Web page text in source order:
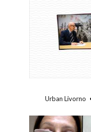
...
Urban Livorno